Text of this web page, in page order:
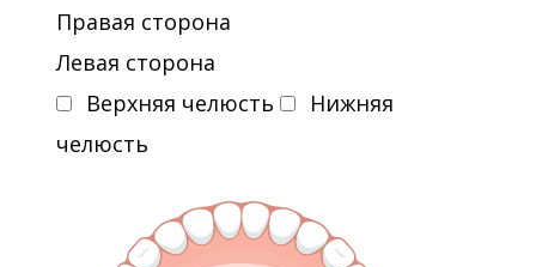
Правая сторона
Левая сторона
Верхняя челюсть
Нижняя
челюсть